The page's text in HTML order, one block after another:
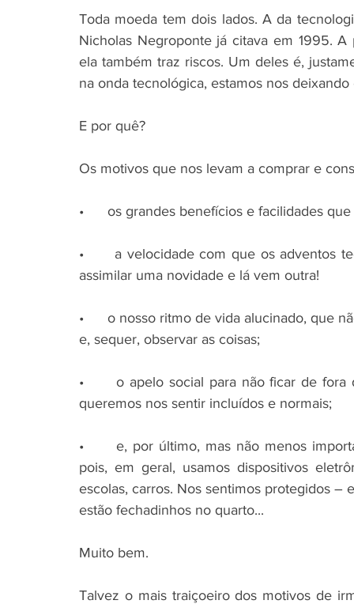
Toda moeda tem dois lados. A da
Nicholas Negroponte já citava em 1995.
ela também traz riscos. Um deles é,
na onda tecnológica, estamos nos
E por quê?
Os motivos que nos levam a comprar e
•      os grandes benefícios e facilidades
•      a velocidade com que os
assimilar uma novidade e lá vem outra!
•      o nosso ritmo de vida alucinado,
e, sequer, observar as coisas;
•      o apelo social para não ficar de
queremos nos sentir incluídos e normais;
•      e, por último, mas não menos
pois, em geral, usamos dispositivos
escolas, carros. Nos sentimos protegidos –
estão fechadinhos no quarto...
Muito bem.
Talvez o mais traiçoeiro dos motivos de